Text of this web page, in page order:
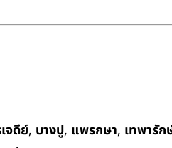
จดีย์, บางปู, แพรกษา, เทพารัก